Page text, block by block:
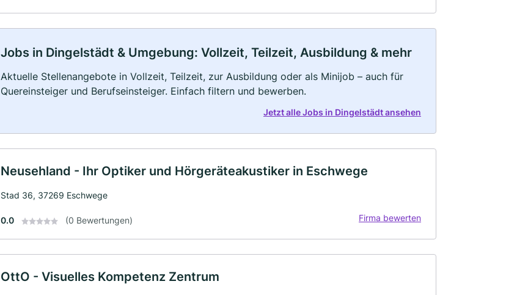
Jobs in Dingelstädt & Umgebung: Vollzeit, Teilzeit, Ausbildung & mehr
Aktuelle Stellenangebote in Vollzeit, Teilzeit, zur Ausbildung oder als Minijob – auch für
Quereinsteiger und Berufseinsteiger. Einfach filtern und bewerben.
Jetzt alle Jobs in Dingelstädt ansehen
Neusehland - Ihr Optiker und Hörgeräteakustiker in Eschwege
Stad 36, 37269 Eschwege
0.0 (0 Bewertungen) Firma bewerten
OttO - Visuelles Kompetenz Zentrum